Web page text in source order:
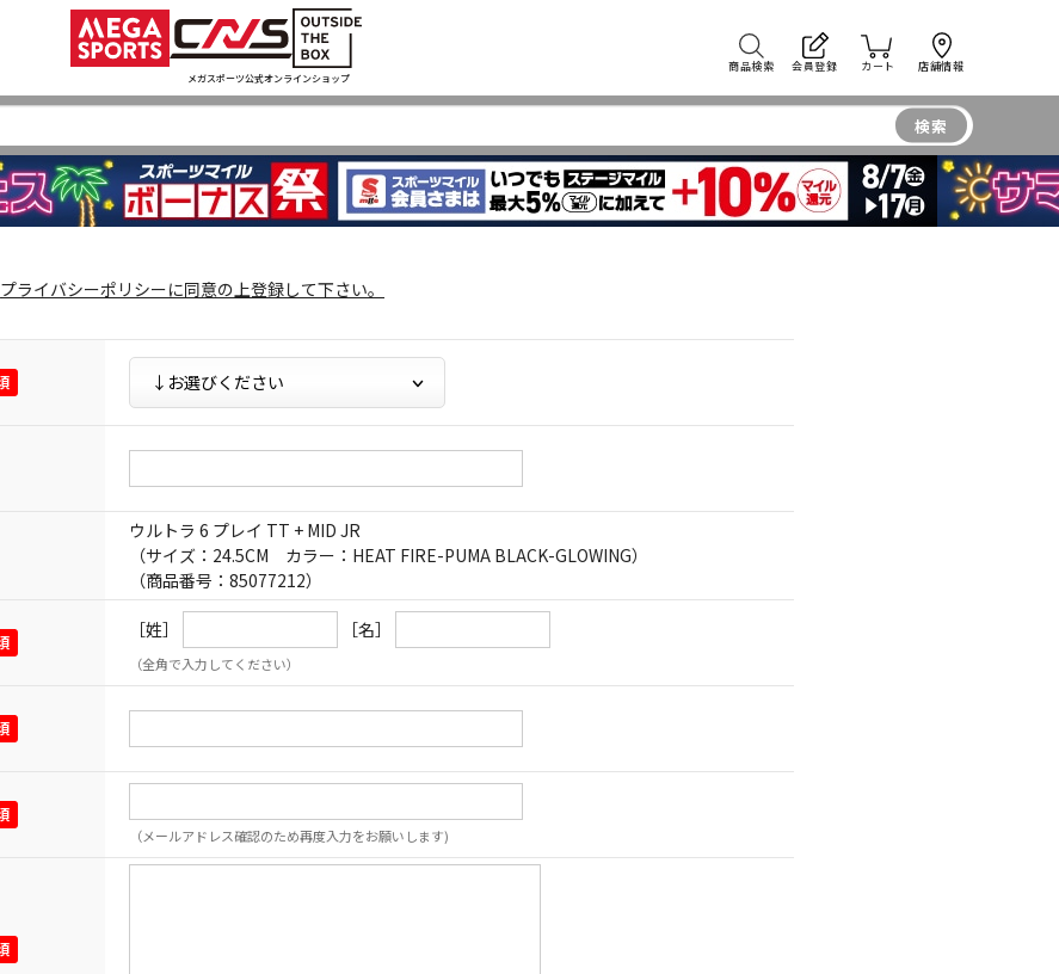
メガスポーツ公式オンラインショップ
商品検索 会員登録 カート 店舗情報
検索
プライバシーポリシーに同意の上登録して下さい。
ウルトラ 6 プレイ TT + MID JR
（サイズ：24.5CM カラー：HEAT FIRE-PUMA BLACK-GLOWING）
（商品番号：85077212）
［姓］ ［名］
（全角で入力してください）
（メールアドレス確認のため再度入力をお願いします)